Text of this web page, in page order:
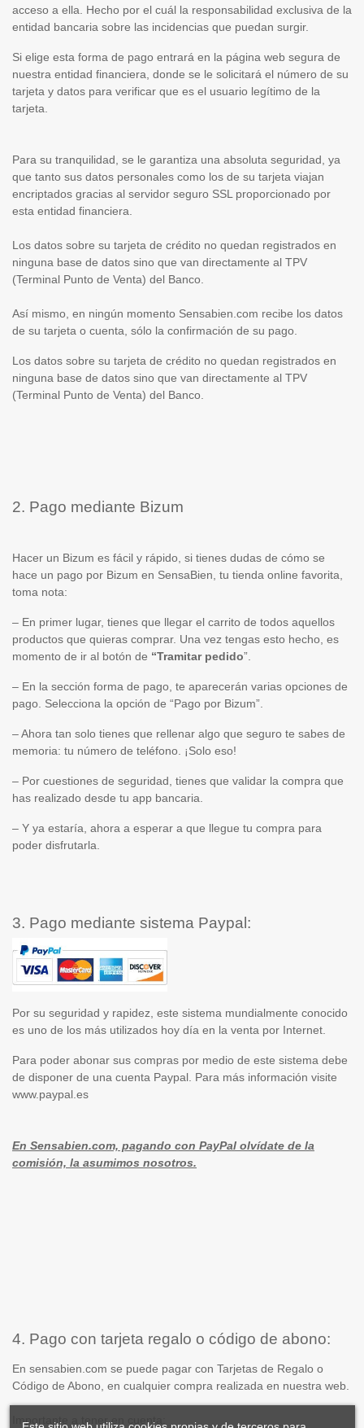
acceso a ella. Hecho por el cuál la responsabilidad exclusiva de la
entidad bancaria sobre las incidencias que puedan surgir.
Si elige esta forma de pago entrará en la página web segura de
nuestra entidad financiera, donde se le solicitará el número de su
tarjeta y datos para verificar que es el usuario legítimo de la
tarjeta.
Para su tranquilidad, se le garantiza una absoluta seguridad, ya
que tanto sus datos personales como los de su tarjeta viajan
encriptados gracias al servidor seguro SSL proporcionado por
esta entidad financiera.
Los datos sobre su tarjeta de crédito no quedan registrados en
ninguna base de datos sino que van directamente al TPV
(Terminal Punto de Venta) del Banco.
Así mismo, en ningún momento Sensabien.com recibe los datos
de su tarjeta o cuenta, sólo la confirmación de su pago.
Los datos sobre su tarjeta de crédito no quedan registrados en
ninguna base de datos sino que van directamente al TPV
(Terminal Punto de Venta) del Banco.
2. Pago mediante Bizum
Hacer un Bizum es fácil y rápido, si tienes dudas de cómo se
hace un pago por Bizum en SensaBien, tu tienda online favorita,
toma nota:
– En primer lugar, tienes que llegar el carrito de todos aquellos
productos que quieras comprar. Una vez tengas esto hecho, es
momento de ir al botón de “Tramitar pedido”.
– En la sección forma de pago, te aparecerán varias opciones de
pago. Selecciona la opción de “Pago por Bizum”.
– Ahora tan solo tienes que rellenar algo que seguro te sabes de
memoria: tu número de teléfono. ¡Solo eso!
– Por cuestiones de seguridad, tienes que validar la compra que
has realizado desde tu app bancaria.
– Y ya estaría, ahora a esperar a que llegue tu compra para
poder disfrutarla.
3. Pago mediante sistema Paypal:
Por su seguridad y rapidez, este sistema mundialmente conocido
es uno de los más utilizados hoy día en la venta por Internet.
Para poder abonar sus compras por medio de este sistema debe
de disponer de una cuenta Paypal. Para más información visite
www.paypal.es
En Sensabien.com, pagando con PayPal olvídate de la
comisión, la asumimos nosotros.
4. Pago con tarjeta regalo o código de abono:
En sensabien.com se puede pagar con Tarjetas de Regalo o
Código de Abono, en cualquier compra realizada en nuestra web.
Importante a tener en cuenta: